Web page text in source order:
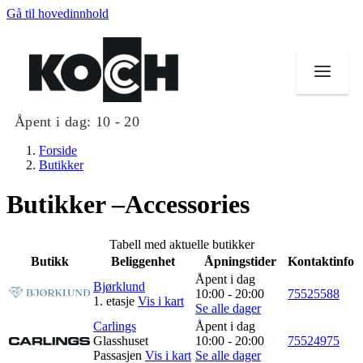
Gå til hovedinnhold
Åpent i dag: 10 - 20
Mat og drikke
Helse
Aktiviteter
Forside
Butikker
Butikker –Accessories
Tabell med aktuelle butikker
Butikk
Beliggenhet Åpningstider
Kontaktinfo
Bjørklund
1. etasje Vis i kart
Åpent i dag
10:00 - 20:00
Se alle dager
75525588
Carlings
Glasshuset
Passasjen Vis i kart
Åpent i dag
10:00 - 20:00
Se alle dager
75524975